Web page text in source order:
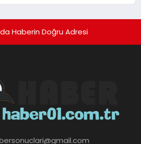
Haberin Doğru Adresi